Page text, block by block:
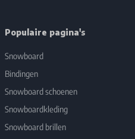
Populaire pagina's
Snowboard
Bindingen
Snowboard schoenen
Snowboardkleding
Snowboard brillen